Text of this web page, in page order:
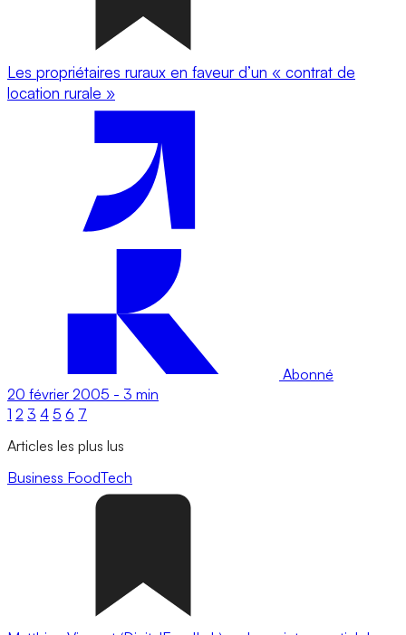
Les propriétaires ruraux en faveur d’un « contrat de
location rurale »
Abonné
20 février 2005 - 3 min
1 2 3 4 5 6 7
Articles les plus lus
Business FoodTech